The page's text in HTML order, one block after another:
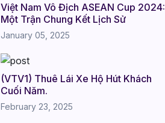
Việt Nam Vô Địch ASEAN Cup 2024:
Một Trận Chung Kết Lịch Sử
January 05, 2025
(VTV1) Thuê Lái Xe Hộ Hút Khách
Cuối Năm.
February 23, 2025